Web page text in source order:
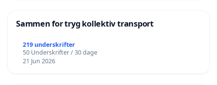
Sammen for tryg kollektiv transport
219 underskrifter
50 Underskrifter / 30 dage
21 Jun 2026